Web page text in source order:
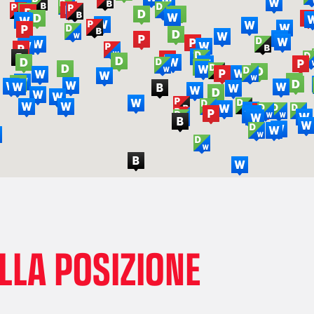
POSIZIONE